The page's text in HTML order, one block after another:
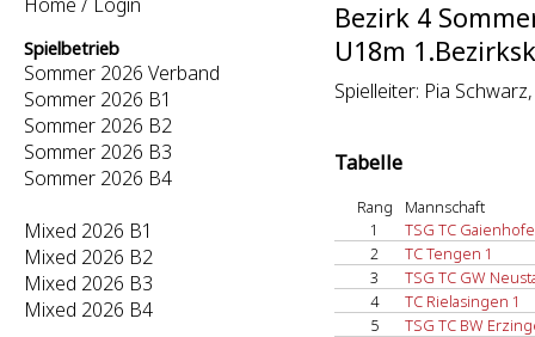
Spielbetrieb
Sommer 2026 Verband
Sommer 2026 B1
Sommer 2026 B2
Sommer 2026 B3
Sommer 2026 B4
Mixed 2026 B1
Mixed 2026 B2
Mixed 2026 B3
Mixed 2026 B4
Bezirk 4
U18m
Spielleiter: Pia
Tabelle
Rang
Mannschaft
1
TSG TC
2
TC Tengen 1
3
TSG TC GW
4
TC Rielasingen 1
5
TSG TC BW